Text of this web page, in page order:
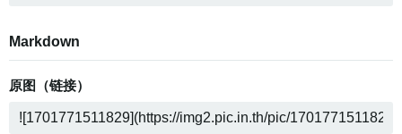
Markdown
原图（链接）